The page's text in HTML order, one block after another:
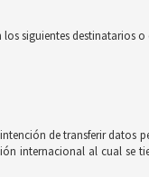
siguientes destinatarios
de transferir
internacional al cual se